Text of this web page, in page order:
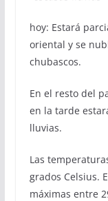
hoy: Estará
oriental y se
chubascos.
En el resto del
en la tarde
lluvias.
Las
grados Celsius.
máximas entre